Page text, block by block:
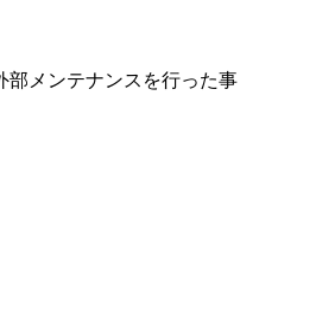
部メンテナンスを行った事